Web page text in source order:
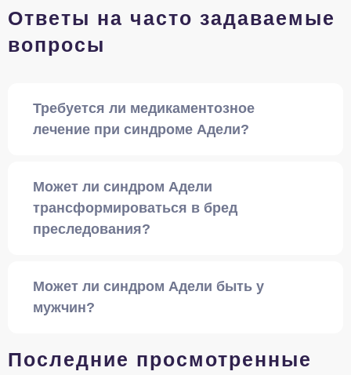
Ответы на часто задаваемые
вопросы
Требуется ли медикаментозное
лечение при синдроме Адели?
Может ли синдром Адели
трансформироваться в бред
преследования?
Может ли синдром Адели быть у
мужчин?
Последние просмотренные